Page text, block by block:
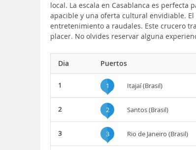
local. La escala en Casablanca es
apacible y una oferta cultural envidiable.
entretenimiento a raudales. Este crucero
placer. No olvides reservar alguna
Dia Puertos
1 1 Itajaí (Brasil)
2 2 Santos (Brasil)
3 3 Rio de Janeiro (Brasil)